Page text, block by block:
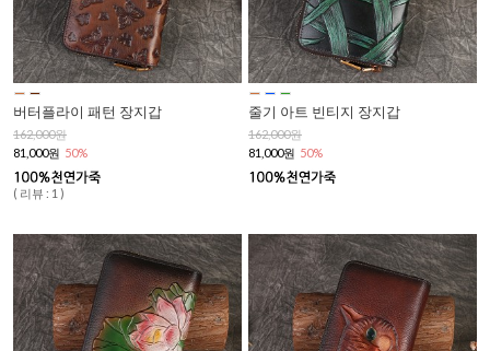
버터플라이 패턴 장지갑
162,000원
81,000원 50%
( 리뷰 : 1 )
줄기 아트 빈티지 장지갑
162,000원
81,000원 50%